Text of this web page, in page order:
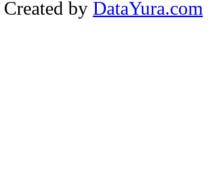
Created by DataYura.com